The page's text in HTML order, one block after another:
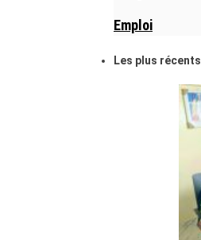
Emploi
Les plus récents